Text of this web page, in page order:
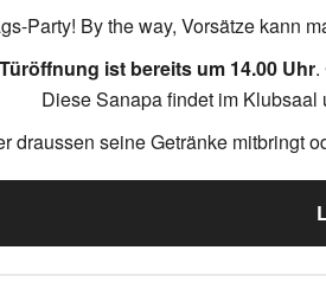
Party! By the way, Vorsätze kann
Türöffnung ist bereits um 14.00 Uhr.
Diese Sanapa findet im
draussen seine Getränke mitbringt